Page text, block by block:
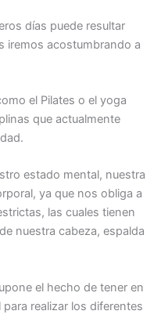
días puede resultar
iremos acostumbrando a
el Pilates o el yoga
que actualmente
estado mental, nuestra
ya que nos obliga a
las cuales tienen
nuestra cabeza, espalda
el hecho de tener en
realizar los diferentes